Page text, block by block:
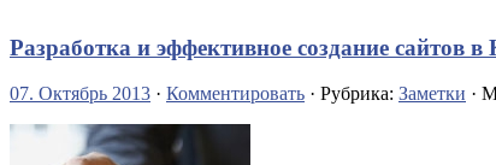
Разработка и эффективное создание сайтов в
07. Октябрь 2013 · Комментировать · Рубрика: Заметки ·